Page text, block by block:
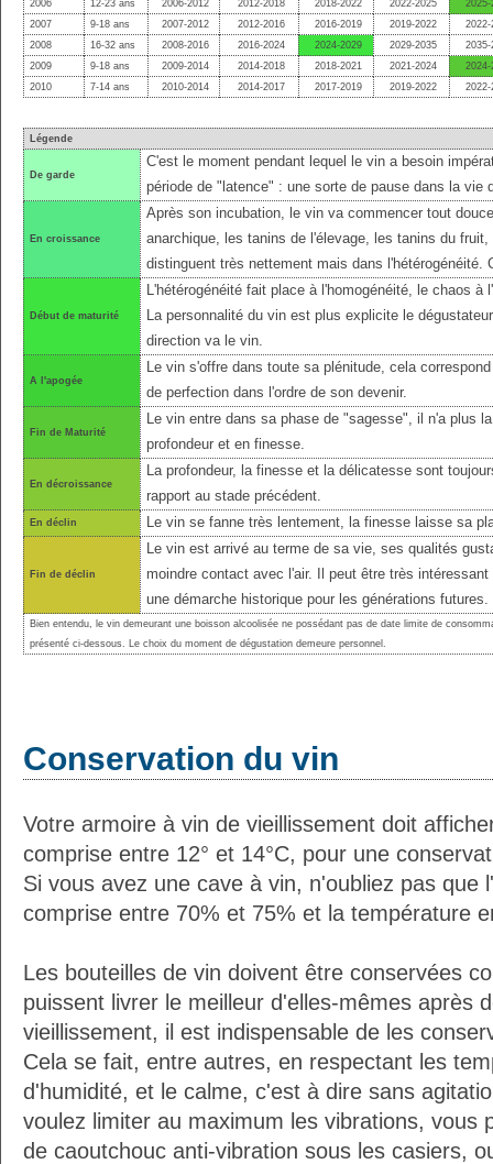
2006
12-23 ans 2006-2012 2012-2018 2018-2022 2022-2025
2025-
2007
9-18 ans 2007-2012 2012-2016 2016-2019 2019-2022
2022-
2008
16-32 ans 2008-2016 2016-2024 2024-2029 2029-2035
2035-
2009
9-18 ans 2009-2014 2014-2018 2018-2021 2021-2024
2024-
2010
7-14 ans 2010-2014 2014-2017 2017-2019 2019-2022 2022-
Légende
De garde
C'est le moment pendant lequel le vin a besoin
période de "latence" : une sorte de pause dans la vie
En croissance
Après son incubation, le vin va commencer tout
anarchique, les tanins de l'élevage, les tanins du
distinguent très nettement mais dans l'hétérogénéité.
Début de maturité
L'hétérogénéité fait place à l'homogénéité, le chaos
La personnalité du vin est plus explicite le
direction va le vin.
A l'apogée
Le vin s'offre dans toute sa plénitude, cela
de perfection dans l'ordre de son devenir.
Fin de Maturité
Le vin entre dans sa phase de "sagesse", il n'a plus
profondeur et en finesse.
En décroissance
La profondeur, la finesse et la délicatesse sont
rapport au stade précédent.
En déclin Le vin se fanne très lentement, la finesse laisse sa
Fin de déclin
Le vin est arrivé au terme de sa vie, ses qualités
moindre contact avec l'air. Il peut être très
une démarche historique pour les générations futures.
Bien entendu, le vin demeurant une boisson alcoolisée ne possédant pas de date limite de
présenté ci-dessous. Le choix du moment de dégustation demeure personnel.
Conservation du vin
Votre armoire à vin de vieillissement doit
comprise entre 12° et 14°C, pour une
Si vous avez une cave à vin, n'oubliez pas que
comprise entre 70% et 75% et la température
Les bouteilles de vin doivent être conservées
puissent livrer le meilleur d'elles-mêmes après
vieillissement, il est indispensable de les
Cela se fait, entre autres, en respectant les
d'humidité, et le calme, c'est à dire sans
voulez limiter au maximum les vibrations, vous
de caoutchouc anti-vibration sous les casiers,